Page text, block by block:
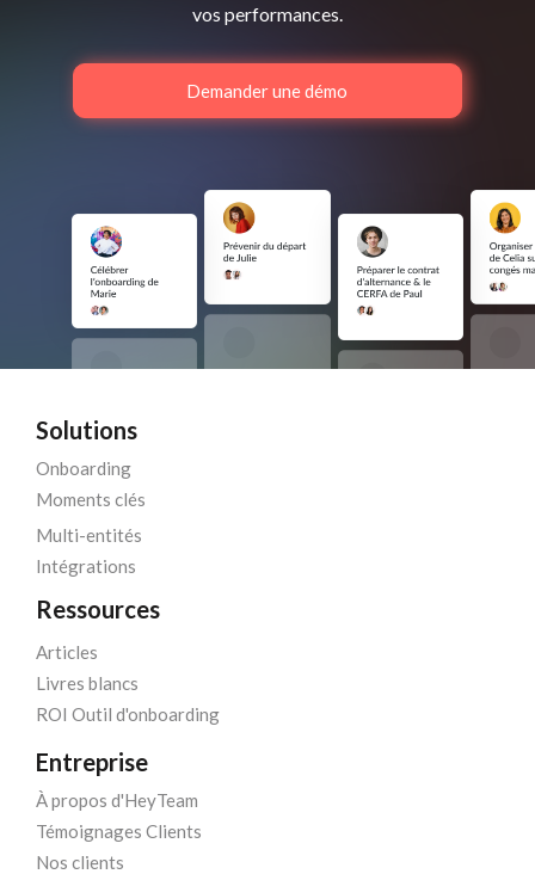
vos performances.
Demander une démo
Solutions
Onboarding
Moments clés
Multi-entités
Intégrations
Ressources
Articles
Livres blancs
ROI Outil d'onboarding
Entreprise
À propos d'HeyTeam
Témoignages Clients
Nos clients